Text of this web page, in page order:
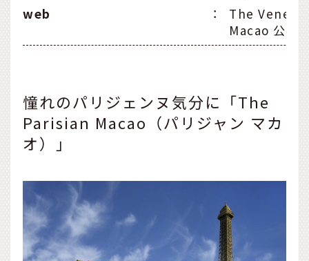
web
：
The
Macao 公式
憧れのパリジェンヌ気分に「The
Parisian Macao（パリジャン マカ
オ）」